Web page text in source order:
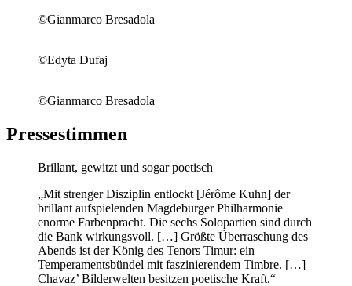
©Gianmarco Bresadola
©Edyta Dufaj
©Gianmarco Bresadola
Pressestimmen
Brillant, gewitzt und sogar poetisch
„Mit strenger Disziplin entlockt [Jérôme Kuhn] der
brillant aufspielenden Magdeburger Philharmonie
enorme Farbenpracht. Die sechs Solopartien sind durch
die Bank wirkungsvoll. […] Größte Überraschung des
Abends ist der König des Tenors Timur: ein
Temperamentsbündel mit faszinierendem Timbre. […]
Chavaz’ Bilderwelten besitzen poetische Kraft.“